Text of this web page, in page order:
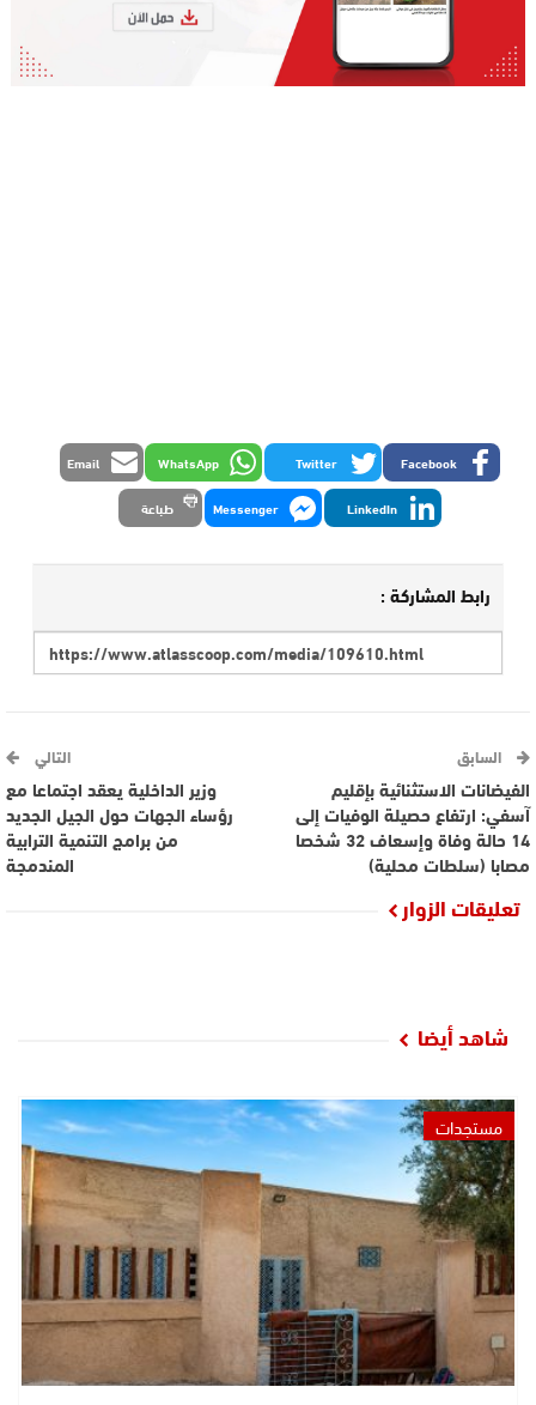
Facebook
Twitter
WhatsApp
Email
LinkedIn
Messenger طباعة
رابط المشاركة :
السابق
الفيضانات الاستثنائية بإقليم
آسفي: ارتفاع حصيلة الوفيات إلى
14 حالة وفاة وإسعاف 32 شخصا
مصابا (سلطات محلية)
التالي
وزير الداخلية يعقد اجتماعا مع
رؤساء الجهات حول الجيل الجديد
من برامج التنمية الترابية
المندمجة
تعليقات الزوار
شاهد أيضا
مستجدات